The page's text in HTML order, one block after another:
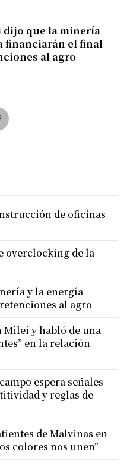
dijo que la minería
financiarán el final
al agro
de oficinas
overclocking de la
y la energía
al agro
y habló de una
en la relación
espera señales
y reglas de
de Malvinas en
colores nos unen”